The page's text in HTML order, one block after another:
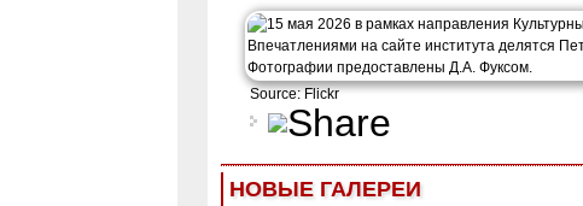
Source: Flickr
НОВЫЕ ГАЛЕРЕИ